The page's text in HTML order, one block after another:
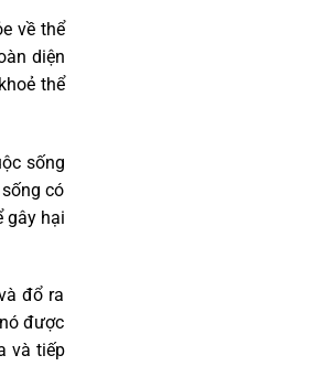
về thể
diện
thể
sống
có
gây hại
đổ ra
được
và tiếp